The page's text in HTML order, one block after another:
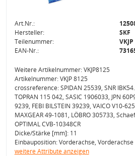
Art.Nr.:
Hersteller:
SKF
Teilenummer:
EAN-Nr.:
Weitere Artikelnummer: VKJP8125
Artikelnummer: VKJP 8125
crossreference: SPIDAN 25539, SNR
TOPRAN 115 042, SASIC 1906033, JPN
9239, FEBI BILSTEIN 39239, VAICO V10-
MAXGEAR 49-1081, LÖBRO 305733,
OPTIMAL CVB-10348CR
Dicke/Stärke [mm]: 11
Einbauposition: Vorderachse,
weitere Attribute anzeigen